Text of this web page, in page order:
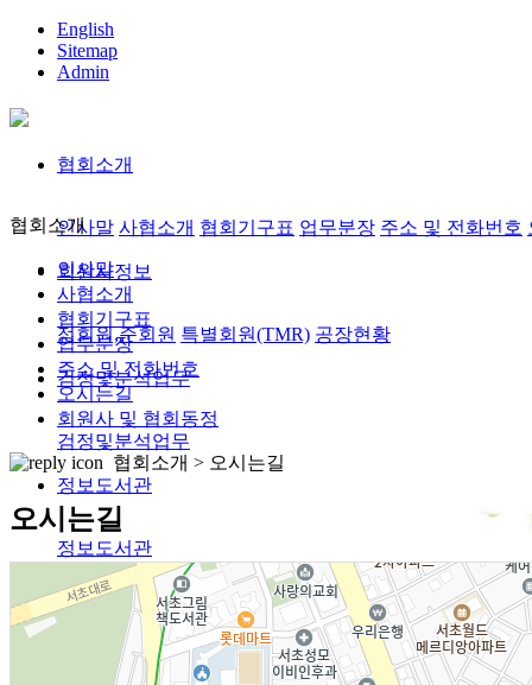
English
Sitemap
Admin
협회소개
인사말 사협소개 협회기구표 업무분장 주소 및 전화번호
회원사정보
정회원,준회원 특별회원(TMR) 공장현황
검정및분석업무
검정및분석업무
정보도서관
정보도서관
알림광장
알림사항 FAQ 인사채용/입찰공고 사협게시판 영상자료
협회소개
인사말
사협소개
협회기구표
업무분장
주소 및 전화번호
오시는길
회원사 및 협회동정
협회소개 > 오시는길
오시는길